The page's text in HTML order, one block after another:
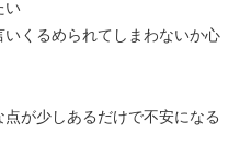
い
くるめられてしまわないか心
が少しあるだけで不安になる